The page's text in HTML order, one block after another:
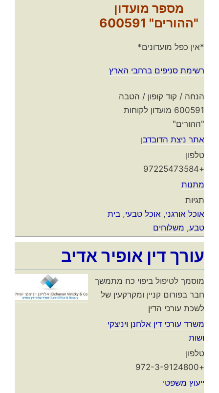
מספר מועדון
"ההורים" 600591
*אין כפל מועדונים*
רשימת סניפים ברחבי הארץ
הנחה / קוד קופון / הטבה
600591 מועדון לקוחות
"ההורים"
אתר ניצת הדובדבן
טלפון
+97225473584
מתנות
תגיות
אוכל אורגני, אוכל טבעי, בית
טבע, משלוחים
עורך דין אופיר אדיב
מוסמך לטיפול ביפוי כח מתמשך
חבר בפורום קניין ומקרקעין של
לשכת עורכי הדין
משרד עורכי דין אלחנן ויניצקי
ושות
טלפון
+972-3-9124800
ייעוץ משפטי